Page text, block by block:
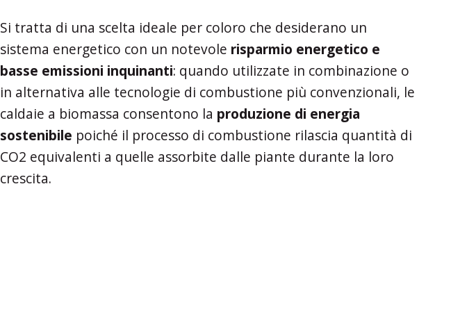
Si tratta di una scelta ideale per coloro che desiderano un
sistema energetico con un notevole risparmio energetico e
basse emissioni inquinanti: quando utilizzate in combinazione o
in alternativa alle tecnologie di combustione più convenzionali, le
caldaie a biomassa consentono la produzione di energia
sostenibile poiché il processo di combustione rilascia quantità di
CO2 equivalenti a quelle assorbite dalle piante durante la loro
crescita.